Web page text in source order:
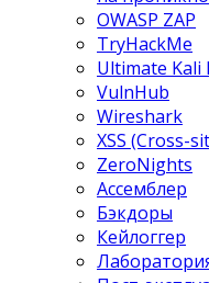
OWASP ZAP
TryHackMe
Ultimate Kali
VulnHub
Wireshark
XSS (Cross-
ZeroNights
Ассемблер
Бэкдоры
Кейлоггер